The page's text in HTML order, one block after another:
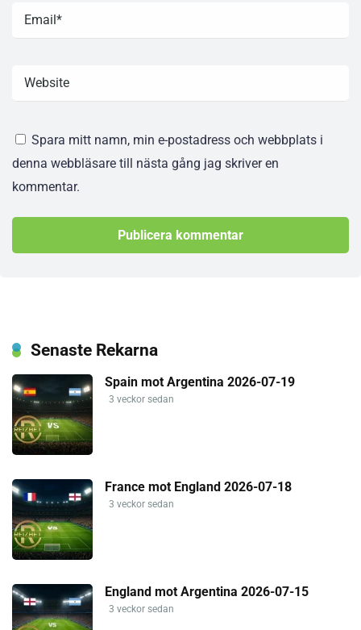
Spara mitt namn, min e-postadress och webbplats i
denna webbläsare till nästa gång jag skriver en
kommentar.
Senaste Rekarna
Spain mot Argentina 2026-07-19
3 veckor sedan
France mot England 2026-07-18
3 veckor sedan
England mot Argentina 2026-07-15
3 veckor sedan